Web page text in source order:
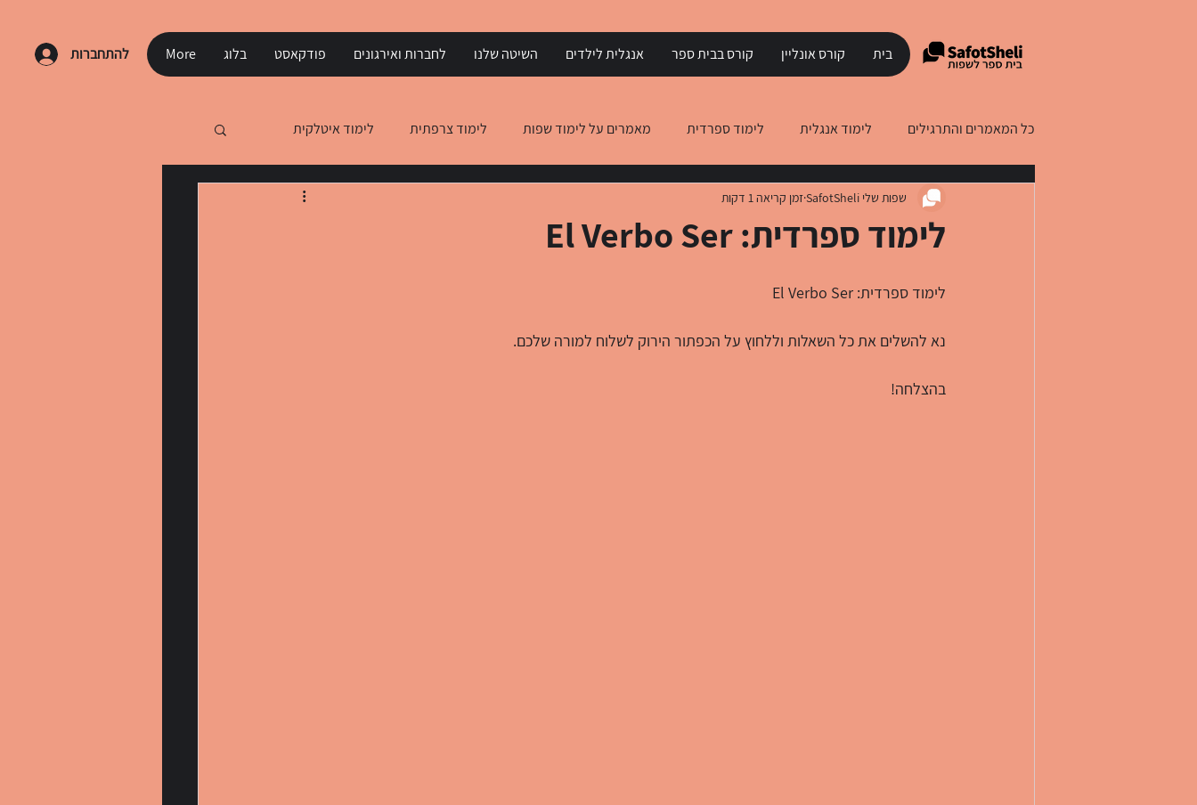
בית קורס אונליין קורס בבית ספר אנגלית לילדים השיטה שלנו לחברות ואירגונים פודקאסט בלוג More להתחברות
כל המאמרים והתרגילים לימוד אנגלית לימוד ספרדית מאמרים על לימוד שפות לימוד צרפתית לימוד איטלקית
לימוד עברית לדוברי רוסית לימוד יוונית הבנת הנקרא באנגלית
לימוד ספרדית: El Verbo Ser
שפות שלי SafotSheli זמן קריאה 1 דקות
לימוד ספרדית: El Verbo Ser
נא להשלים את כל השאלות וללחוץ על הכפתור הירוק לשלוח למורה שלכם.
בהצלחה!